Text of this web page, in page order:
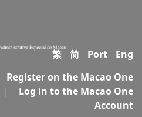
繁 简 Port
Eng
Register on the Macao One
|
Log in to the Macao One
Account